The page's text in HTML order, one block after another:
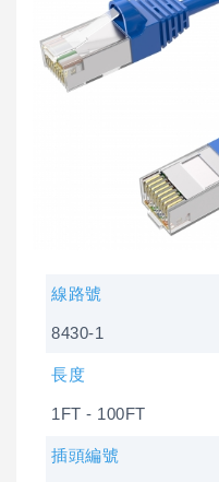
線路號
8430-1
長度
1FT - 100FT
插頭編號